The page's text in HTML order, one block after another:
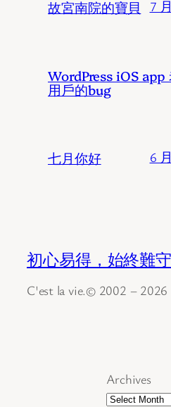
故宮南院的寶貝 7
WordPress iOS app
用戶的bug
七月你好 6
初心易得，始終難守
C'est la vie.© 2002 – 2026
Archives